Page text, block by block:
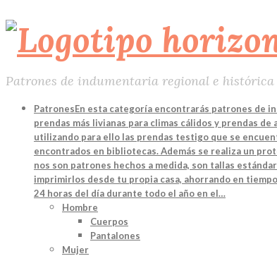
Patrones de indumentaria regional e histórica
PatronesEn esta categoría encontrarás patrones de
prendas más livianas para climas cálidos y prendas
utilizando para ello las prendas testigo que se
encontrados en bibliotecas. Además se realiza un
nos son patrones hechos a medida, son tallas
imprimirlos desde tu propia casa, ahorrando en
24 horas del día durante todo el año en el…
Hombre
Cuerpos
Pantalones
Mujer